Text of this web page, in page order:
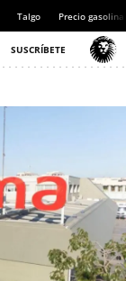
Talgo Precio gasolina